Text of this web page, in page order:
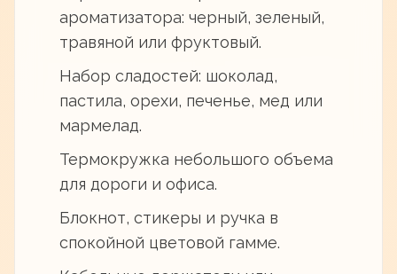
ароматизатора: черный, зеленый,
травяной или фруктовый.
Набор сладостей: шоколад,
пастила, орехи, печенье, мед или
мармелад.
Термокружка небольшого объема
для дороги и офиса.
Блокнот, стикеры и ручка в
спокойной цветовой гамме.